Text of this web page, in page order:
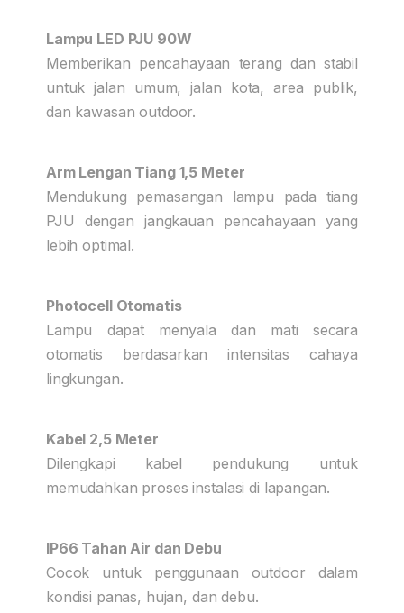
Lampu LED PJU 90W
Memberikan pencahayaan terang dan stabil
untuk jalan umum, jalan kota, area publik,
dan kawasan outdoor.
Arm Lengan Tiang 1,5 Meter
Mendukung pemasangan lampu pada tiang
PJU dengan jangkauan pencahayaan yang
lebih optimal.
Photocell Otomatis
Lampu dapat menyala dan mati secara
otomatis berdasarkan intensitas cahaya
lingkungan.
Kabel 2,5 Meter
Dilengkapi kabel pendukung untuk
memudahkan proses instalasi di lapangan.
IP66 Tahan Air dan Debu
Cocok untuk penggunaan outdoor dalam
kondisi panas, hujan, dan debu.